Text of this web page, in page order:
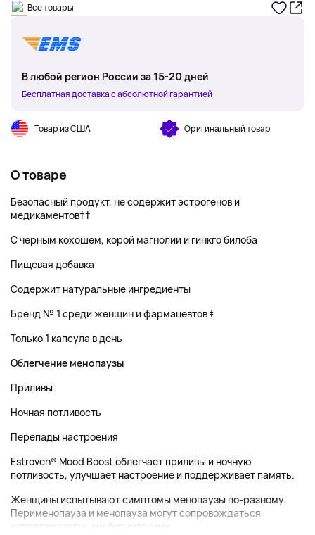
Все товары
В любой регион России за 15-20 дней
Бесплатная доставка с абсолютной гарантией
Товар из США Оригинальный товар
О товаре
Безопасный продукт, не содержит эстрогенов и
медикаментов††
С черным кохошем, корой магнолии и гинкго билоба
Пищевая добавка
Содержит натуральные ингредиенты
Бренд № 1 среди женщин и фармацевтов ‡
Только 1 капсула в день
Облегчение менопаузы
Приливы
Ночная потливость
Перепады настроения
Estroven® Mood Boost облегчает приливы и ночную
потливость, улучшает настроение и поддерживает память.
Женщины испытывают симптомы менопаузы по-разному.
Перименопауза и менопауза могут сопровождаться
непредсказуемыми физическими...